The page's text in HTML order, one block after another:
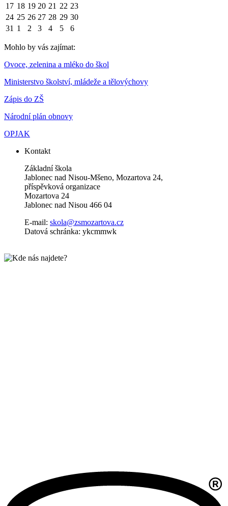
17 18 19 20 21 22 23
24 25 26 27 28 29 30
31 1 2 3 4 5 6
Mohlo by vás zajímat:
Ovoce, zelenina a mléko do škol
Ministerstvo školství, mládeže a tělovýchovy
Zápis do ZŠ
Národní plán obnovy
OPJAK
Kontakt
Základní škola
Jablonec nad Nisou-Mšeno, Mozartova 24,
příspěvková organizace
Mozartova 24
Jablonec nad Nisou 466 04
E-mail: skola@zsmozartova.cz
Datová schránka: ykcmmwk